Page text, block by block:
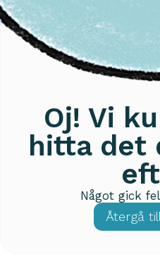
Oj! Vi
hitta det
Något gick
Återgå